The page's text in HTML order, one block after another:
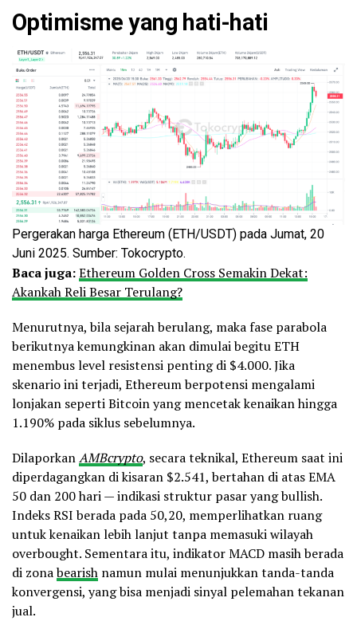
Optimisme yang hati-hati
Pergerakan harga Ethereum (ETH/USDT) pada Jumat, 20
Juni 2025. Sumber: Tokocrypto.
Baca juga:Ethereum Golden Cross Semakin Dekat:
Akankah Reli Besar Terulang?
Menurutnya, bila sejarah berulang, maka fase parabola
berikutnya kemungkinan akan dimulai begitu ETH
menembus level resistensi penting di $4.000. Jika
skenario ini terjadi, Ethereum berpotensi mengalami
lonjakan seperti Bitcoin yang mencetak kenaikan hingga
1.190% pada siklus sebelumnya.
DilaporkanAMBcrypto, secara teknikal, Ethereum saat ini
diperdagangkan di kisaran $2.541, bertahan di atas EMA
50 dan 200 hari — indikasi struktur pasar yang bullish.
Indeks RSI berada pada 50,20, memperlihatkan ruang
untuk kenaikan lebih lanjut tanpa memasuki wilayah
overbought. Sementara itu, indikator MACD masih berada
di zonabearish namun mulai menunjukkan tanda-tanda
konvergensi, yang bisa menjadi sinyal pelemahan tekanan
jual.